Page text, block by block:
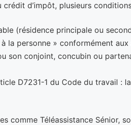
d’impôt, plusieurs
(résidence principale ou
la personne » conformément
son conjoint, concubin ou
D7231-1 du Code du travail
comme Téléassistance Sénior,